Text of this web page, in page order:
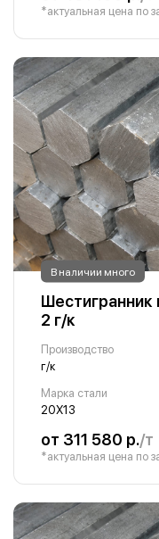
*актуальная цена по
В наличии много
2 г/к
Производство
г/к
Марка стали
20Х13
от 311 580 р./т
*актуальная цена по